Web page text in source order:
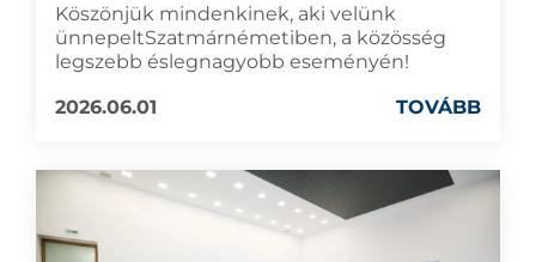
Köszönjük mindenkinek, aki velünk
ünnepeltSzatmárnémetiben, a közösség
legszebb éslegnagyobb eseményén!
2026.06.01
TOVÁBB